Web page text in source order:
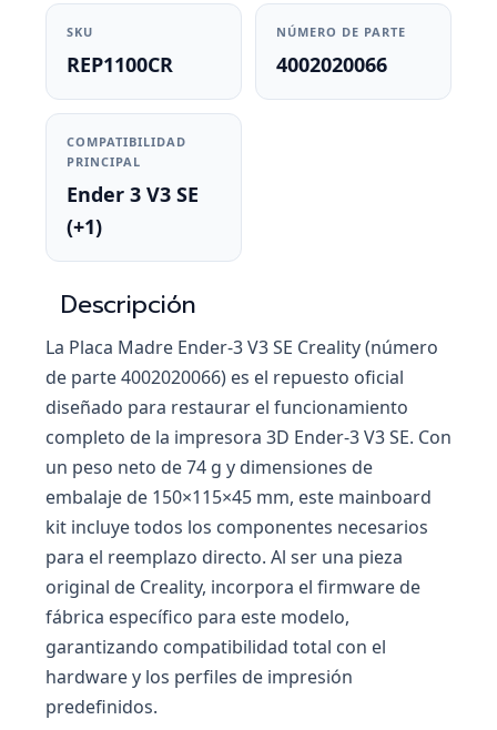
SKU
REP1100CR
NÚMERO DE PARTE
4002020066
COMPATIBILIDAD
PRINCIPAL
Ender 3 V3 SE
(+1)
Descripción
La Placa Madre Ender-3 V3 SE Creality (número
de parte 4002020066) es el repuesto oficial
diseñado para restaurar el funcionamiento
completo de la impresora 3D Ender-3 V3 SE. Con
un peso neto de 74 g y dimensiones de
embalaje de 150×115×45 mm, este mainboard
kit incluye todos los componentes necesarios
para el reemplazo directo. Al ser una pieza
original de Creality, incorpora el firmware de
fábrica específico para este modelo,
garantizando compatibilidad total con el
hardware y los perfiles de impresión
predefinidos.